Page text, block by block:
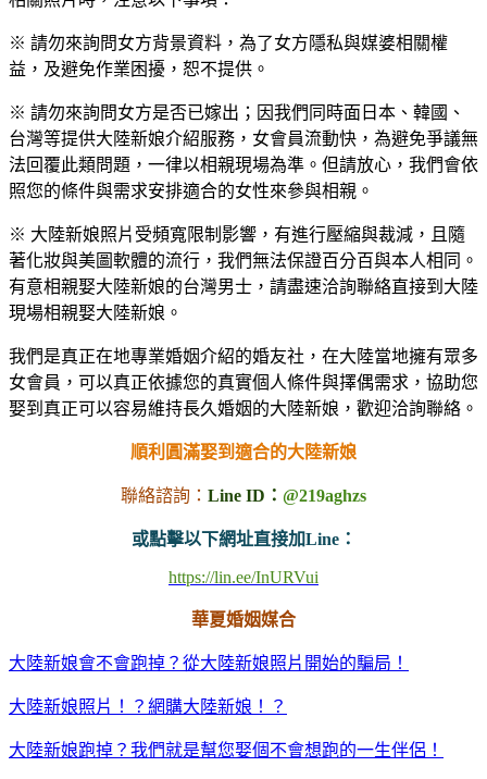
※ 請勿來詢問女方背景資料，為了女方隱私與媒婆相關權
益，及避免作業困擾，恕不提供。
※ 請勿來詢問女方是否已嫁出；因我們同時面日本、韓國、
台灣等提供大陸新娘介紹服務，女會員流動快，為避免爭議無
法回覆此類問題，一律以相親現場為準。但請放心，我們會依
照您的條件與需求安排適合的女性來參與相親。
※ 大陸新娘照片受頻寬限制影響，有進行壓縮與裁減，且隨
著化妝與美圖軟體的流行，我們無法保證百分百與本人相同。
有意相親娶大陸新娘的台灣男士，請盡速洽詢聯絡直接到大陸
現場相親娶大陸新娘。
我們是真正在地專業婚姻介紹的婚友社，在大陸當地擁有眾多
女會員，可以真正依據您的真實個人條件與擇偶需求，協助您
娶到真正可以容易維持長久婚姻的大陸新娘，歡迎洽詢聯絡。
順利圓滿娶到適合的大陸新娘
聯絡諮詢： Line ID： @219aghzs
或點擊以下網址直接加Line：
https://lin.ee/InURVui
華夏婚姻媒合
大陸新娘會不會跑掉？從大陸新娘照片開始的騙局！
大陸新娘照片！？網購大陸新娘！？
大陸新娘跑掉？我們就是幫您娶個不會想跑的一生伴侶！